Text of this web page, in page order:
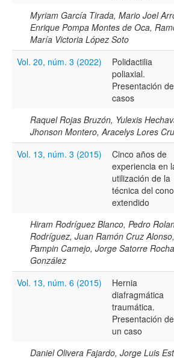
Cobertura
Todos los camps término del índice
Myriam García Tirada, Mario Joel
Enrique Pompa Montes de Oca,
María Victoria López Soto
Vol. 20, núm. 3 (2022)
Polidactilia
poliaxial.
Presentación de
casos
Raquel Rojas Bruzón, Yulexis
Jhonson Montero, Aracelys Lores
Vol. 13, núm. 3 (2015)
Cinco años de
experiencia en
utilización de la
técnica del cono
extendido
Hiram Rodríguez Blanco, Pedro
Rodríguez, Juan Ramón Cruz
Pampin Camejo, Jorge Satorre
González
Vol. 13, núm. 6 (2015)
Hernia
diafragmática
traumática.
Presentación de
un caso
Daniel Olivera Fajardo, Jorge Luis